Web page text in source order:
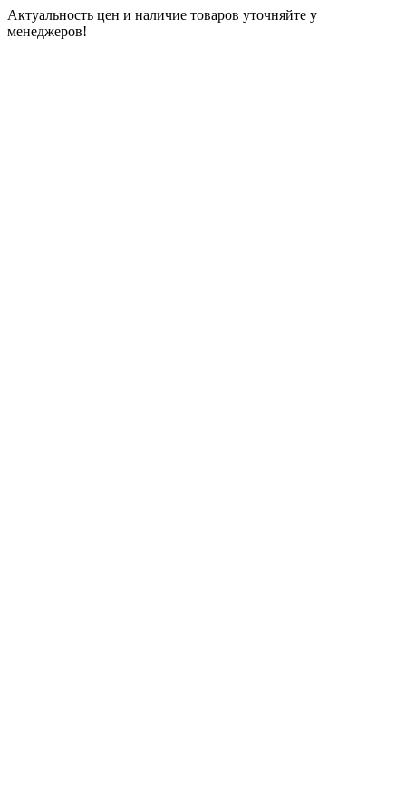
Актуальность цен и наличие товаров уточняйте у
менеджеров!